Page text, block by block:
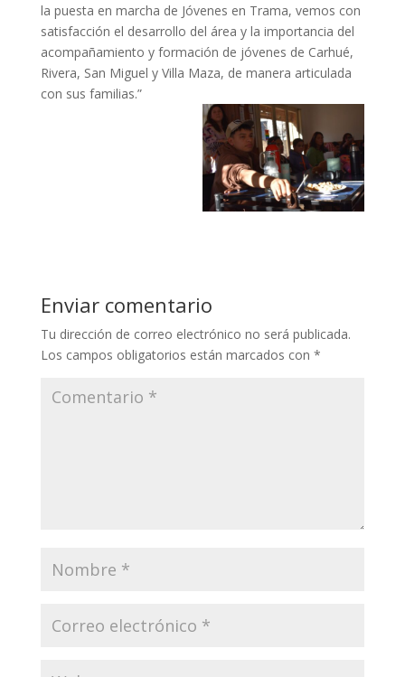
la puesta en marcha de Jóvenes en Trama, vemos con
satisfacción el desarrollo del área y la importancia del
acompañamiento y formación de jóvenes de Carhué,
Rivera, San Miguel y Villa Maza, de manera articulada
con sus familias.”
Enviar comentario
Tu dirección de correo electrónico no será publicada.
Los campos obligatorios están marcados con *